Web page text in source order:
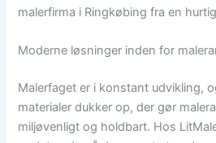
malerfirma i Ringkøbing fra en
Moderne løsninger inden for
Malerfaget er i konstant udvikling,
materialer dukker op, der gør
miljøvenligt og holdbart. Hos